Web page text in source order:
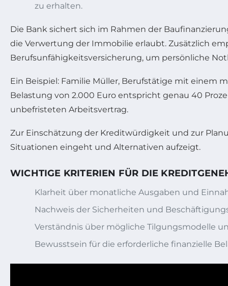
zu erhalten.
Die Bank sichert sich im Rahmen der
die Verwertung der Immobilie erlaubt. Zusätzlich
Berufsunfähigkeitsversicherung, um persönliche
Ein Beispiel: Familie Müller, Berufstätige mit einem
Belastung von 2.000 Euro entspricht genau 40
unbefristeten Arbeitsvertrag.
Zur Einschätzung der Kreditwürdigkeit und zur
Situationen eingeht und Alternativen aufzeigt.
WICHTIGE KRITERIEN FÜR DIE
Klarheit über monatliche Ausgaben und
Nachweis der Sicherheiten und
Verständnis über mögliche Tilgungsmodelle
Bewusstsein für die erforderliche finanzielle